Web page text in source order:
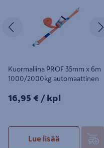
Edellinen
Kuormaliina PROF 35mm x 6m
1000/2000kg automaattinen
16,95€/kpl
16,95 € / kpl
Lue lisää